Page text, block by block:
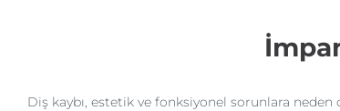
Diş kaybı, estetik ve fonksiyonel sorunlara